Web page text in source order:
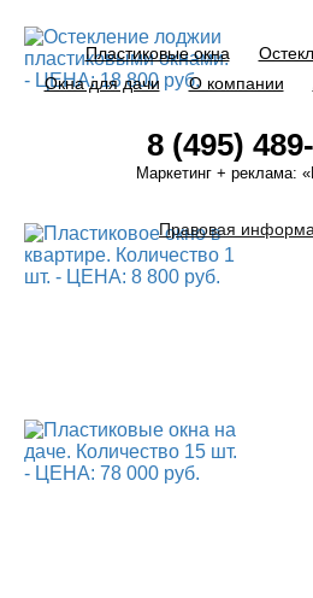
Пластиковые окна
Окна для дачи
О компании
8 (495)
Маркетинг + реклама:
Правовая